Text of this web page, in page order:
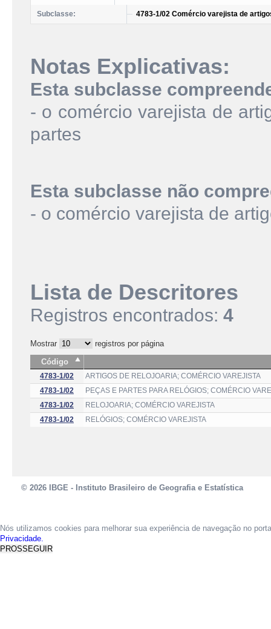
Subclasse: 4783-1/02 Comércio varejista de
Notas Explicativas:
Esta subclasse
- o comércio varejista de
partes
Esta subclasse não
- o comércio varejista de
Lista de Descritores
Registros encontrados: 4
Mostrar
registros por página
Código
4783-1/02
ARTIGOS DE RELOJOARIA; COMÉRCIO VAREJISTA
4783-1/02
PEÇAS E PARTES PARA RELÓGIOS; COMÉRCIO
4783-1/02
RELOJOARIA; COMÉRCIO VAREJISTA
4783-1/02
RELÓGIOS; COMÉRCIO VAREJISTA
© 2026 IBGE - Instituto Brasileiro de Geografia e Estatística
Nós utilizamos cookies para melhorar sua experiência de navegação no
Privacidade.
PROSSEGUIR